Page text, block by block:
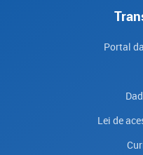
Portal
Lei de